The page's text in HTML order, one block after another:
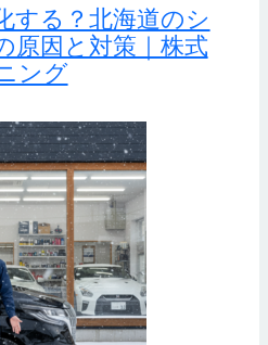
する？北海道のシ
原因と対策｜株式
ング